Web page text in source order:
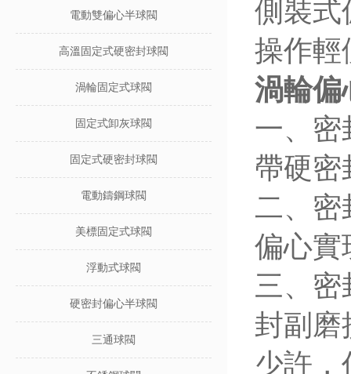
電動雙偏心半球閥
高溫固定式硬密封球閥
渦輪固定式球閥
固定式卸灰球閥
固定式硬密封球閥
電動鑄鋼球閥
美標固定式球閥
浮動式球閥
硬密封偏心半球閥
三通球閥
側裝式
操作輕
渦輪偏
一、
帶硬密
二、密
偏心實
三、
封副磨
少許，